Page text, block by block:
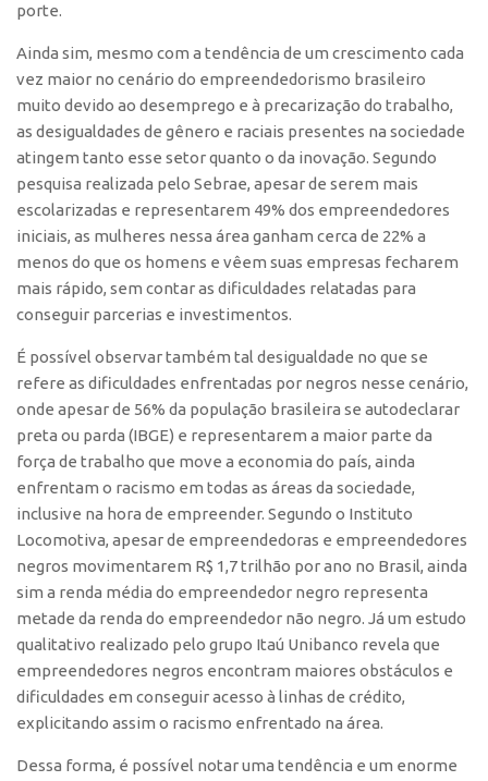
Portal do Inventor
VPI – Vocação para Inovação
Patrimônio Genético
Leis e Normas
Transferência de Tecnologia
Editais de TT
PD&I
Convênios
PIPE/FAPESP
SPRINT
Exceções
Programas
Conexão USP
Conexão Inter-USP
Banco de Patentes
Patentes em Destaque
Inteligência Competitiva
Showroom de Tecnologias
Empreendedorismo
porte.
Ainda sim, mesmo com a tendência de um crescimento cada
vez maior no cenário do empreendedorismo brasileiro
muito devido ao desemprego e à precarização do trabalho,
as desigualdades de gênero e raciais presentes na sociedade
atingem tanto esse setor quanto o da inovação. Segundo
pesquisa realizada pelo Sebrae, apesar de serem mais
escolarizadas e representarem 49% dos empreendedores
iniciais, as mulheres nessa área ganham cerca de 22% a
menos do que os homens e vêem suas empresas fecharem
mais rápido, sem contar as dificuldades relatadas para
conseguir parcerias e investimentos.
É possível observar também tal desigualdade no que se
refere as dificuldades enfrentadas por negros nesse cenário,
onde apesar de 56% da população brasileira se autodeclarar
preta ou parda (IBGE) e representarem a maior parte da
força de trabalho que move a economia do país, ainda
enfrentam o racismo em todas as áreas da sociedade,
inclusive na hora de empreender. Segundo o Instituto
Locomotiva, apesar de empreendedoras e empreendedores
negros movimentarem R$ 1,7 trilhão por ano no Brasil, ainda
sim a renda média do empreendedor negro representa
metade da renda do empreendedor não negro. Já um estudo
qualitativo realizado pelo grupo Itaú Unibanco revela que
empreendedores negros encontram maiores obstáculos e
dificuldades em conseguir acesso à linhas de crédito,
explicitando assim o racismo enfrentado na área.
Dessa forma, é possível notar uma tendência e um enorme